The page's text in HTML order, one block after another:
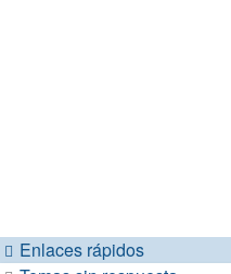
Enlaces rápidos